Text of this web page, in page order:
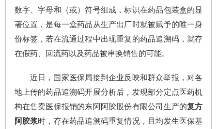
数字、字母和（或）符号组成，标识在药品包装盒的显
著位置， 是每一盒药品从生产出厂时就被赋予的唯一身
份标签，若在流通过程中出现重复的药品追溯码，就存
在假药、回流药以及药品被串换销售的可能。
近日，国家医保局接到企业反映和群众举报，对各
地上传的药品追溯码开展分析后，发现部分定点医药机
构在售卖医保报销的东阿阿胶股份有限公司生产的复方
阿胶浆时，存在药品追溯码重复情况，且均发生医保基